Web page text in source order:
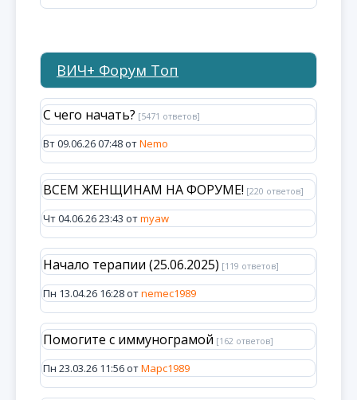
ВИЧ+ Форум Топ
С чего начать? [5471 ответов]
Вт 09.06.26 07:48 отNemo
ВСЕМ ЖЕНЩИНАМ НА ФОРУМЕ! [220 ответов]
Чт 04.06.26 23:43 отmyaw
Начало терапии (25.06.2025) [119 ответов]
Пн 13.04.26 16:28 отnemec1989
Помогите с иммунограмой [162 ответов]
Пн 23.03.26 11:56 отМарс1989